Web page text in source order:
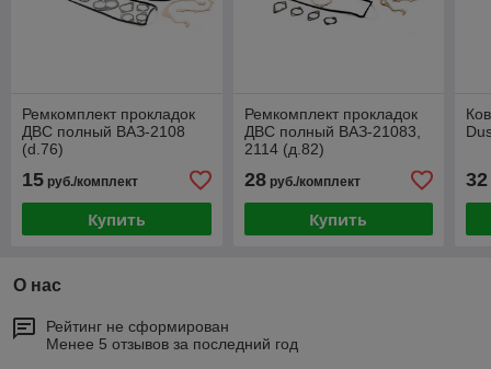
Ремкомплект прокладок
ДВС полный ВАЗ-2108
(d.76)
15 руб./комплект
Купить
Ремкомплект прокладок
ДВС полный ВАЗ-21083,
2114 (д.82)
28руб./комплект
Купить
32
О нас
Рейтинг не сформирован
Менее 5 отзывов за последний год